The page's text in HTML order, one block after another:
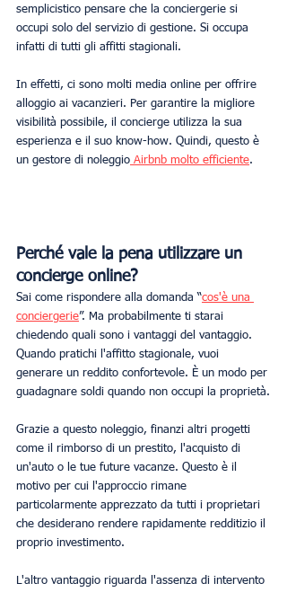
semplicistico pensare che la conciergerie si
occupi solo del servizio di gestione. Si occupa
infatti di tutti gli affitti stagionali.
In effetti, ci sono molti media online per offrire
alloggio ai vacanzieri. Per garantire la migliore
visibilità possibile, il concierge utilizza la sua
esperienza e il suo know-how. Quindi, questo è
un gestore di noleggio Airbnb molto efficiente.
Perché vale la pena utilizzare un
concierge online?
Sai come rispondere alla domanda “cos'è una
conciergerie”. Ma probabilmente ti starai
chiedendo quali sono i vantaggi del vantaggio.
Quando pratichi l'affitto stagionale, vuoi
generare un reddito confortevole. È un modo per
guadagnare soldi quando non occupi la proprietà.
Grazie a questo noleggio, finanzi altri progetti
come il rimborso di un prestito, l'acquisto di
un'auto o le tue future vacanze. Questo è il
motivo per cui l'approccio rimane
particolarmente apprezzato da tutti i proprietari
che desiderano rendere rapidamente redditizio il
proprio investimento.
L'altro vantaggio riguarda l'assenza di intervento